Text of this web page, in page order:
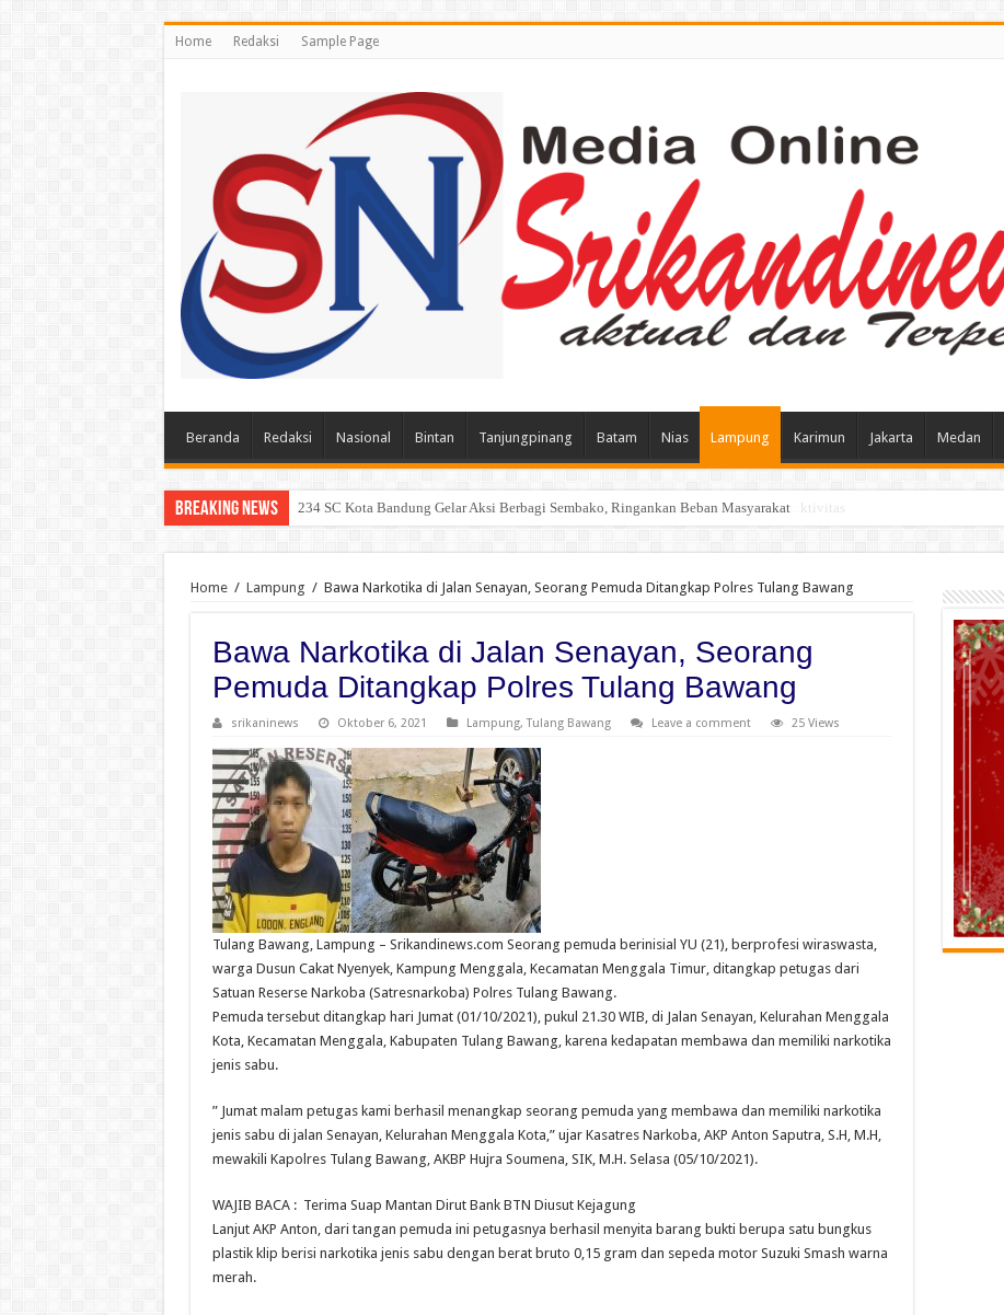
Home Redaksi Sample Page
Beranda Redaksi Nasional Bintan Tanjungpinang Batam Nias Lampung Karimun Jakarta Medan
Breaking News Polda Riau Jangan “Tebang Pilih”, Sawmil di Desa Tapung Lestari Masih Bebas Beraktivitas
Home / Lampung / Bawa Narkotika di Jalan Senayan, Seorang Pemuda Ditangkap Polres Tulang Bawang
Bawa Narkotika di Jalan Senayan, Seorang
Pemuda Ditangkap Polres Tulang Bawang
srikaninews Oktober 6, 2021 Lampung,Tulang Bawang Leave a comment 25 Views
Tulang Bawang, Lampung – Srikandinews.com Seorang pemuda berinisial YU (21), berprofesi wiraswasta,
warga Dusun Cakat Nyenyek, Kampung Menggala, Kecamatan Menggala Timur, ditangkap petugas dari
Satuan Reserse Narkoba (Satresnarkoba) Polres Tulang Bawang.
Pemuda tersebut ditangkap hari Jumat (01/10/2021), pukul 21.30 WIB, di Jalan Senayan, Kelurahan Menggala
Kota, Kecamatan Menggala, Kabupaten Tulang Bawang, karena kedapatan membawa dan memiliki narkotika
jenis sabu.
” Jumat malam petugas kami berhasil menangkap seorang pemuda yang membawa dan memiliki narkotika
jenis sabu di jalan Senayan, Kelurahan Menggala Kota,” ujar Kasatres Narkoba, AKP Anton Saputra, S.H, M.H,
mewakili Kapolres Tulang Bawang, AKBP Hujra Soumena, SIK, M.H. Selasa (05/10/2021).
WAJIB BACA : Terima Suap Mantan Dirut Bank BTN Diusut Kejagung
Lanjut AKP Anton, dari tangan pemuda ini petugasnya berhasil menyita barang bukti berupa satu bungkus
plastik klip berisi narkotika jenis sabu dengan berat bruto 0,15 gram dan sepeda motor Suzuki Smash warna
merah.